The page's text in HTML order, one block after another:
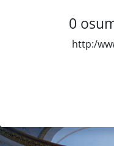
0
http:/